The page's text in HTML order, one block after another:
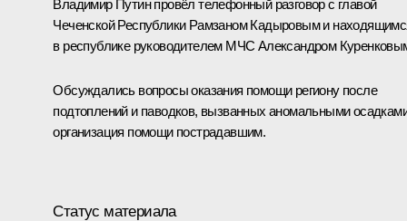
Владимир Путин провёл телефонный разговор с главой
Чеченской Республики Рамзаном Кадыровыми
в республике руководителем МЧС Александром
Обсуждались вопросы оказания помощи региону после
подтоплений и паводков, вызванных аномальными
организация помощи пострадавшим.
Статус материала